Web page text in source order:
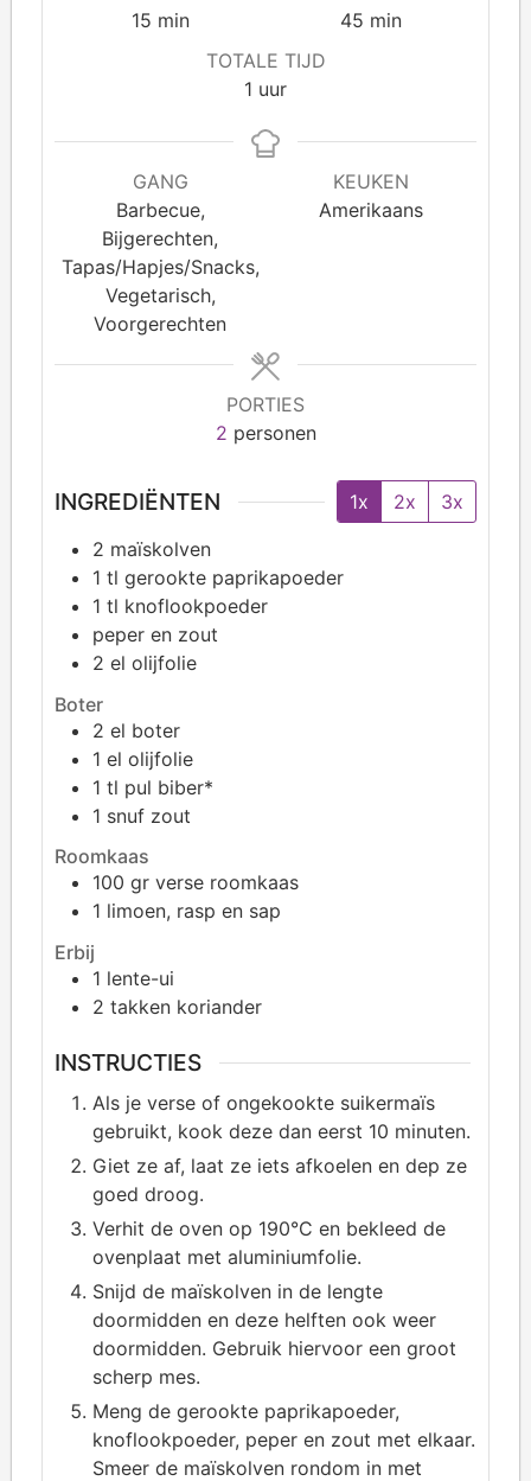
15 min
45 min
TOTALE TIJD
1 uur
GANG
Barbecue,
Bijgerechten,
Tapas/Hapjes/Snacks,
Vegetarisch,
Voorgerechten
KEUKEN
Amerikaans
PORTIES
2 personen
INGREDIËNTEN 1x 2x
3x
2 maïskolven
1 tl gerookte paprikapoeder
1 tl knoflookpoeder
peper en zout
2 el olijfolie
Boter
2 el boter
1 el olijfolie
1 tl pul biber*
1 snuf zout
Roomkaas
100 gr verse roomkaas
1 limoen, rasp en sap
Erbij
1 lente-ui
2 takken koriander
INSTRUCTIES
Als je verse of ongekookte suikermaïs
gebruikt, kook deze dan eerst 10 minuten.
Giet ze af, laat ze iets afkoelen en dep ze
goed droog.
Verhit de oven op 190°C en bekleed de
ovenplaat met aluminiumfolie.
Snijd de maïskolven in de lengte
doormidden en deze helften ook weer
doormidden. Gebruik hiervoor een groot
scherp mes.
Meng de gerookte paprikapoeder,
knoflookpoeder, peper en zout met elkaar.
Smeer de maïskolven rondom in met